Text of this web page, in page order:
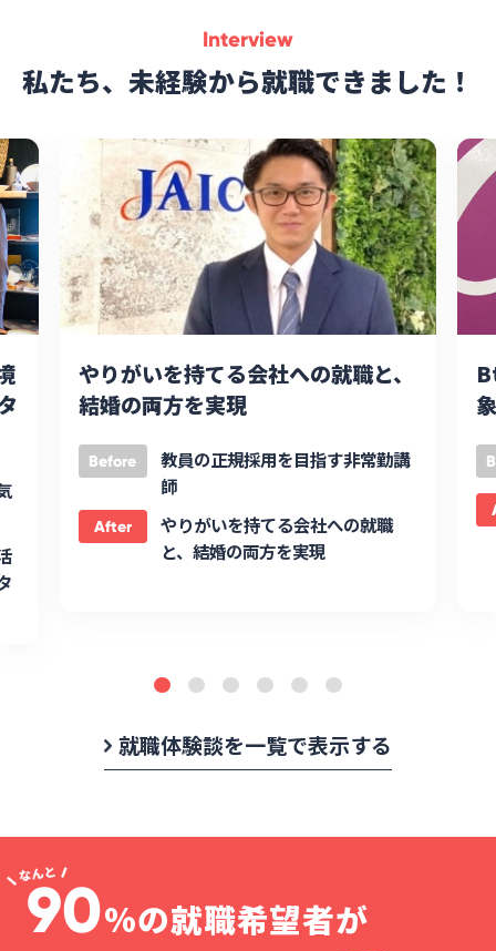
Interview
私たち、未経験から就職できました！
やりがいを持てる会社への就職と、
結婚の両方を実現
Before
教員の正規採用を目指す非常勤講
師
After
やりがいを持てる会社への就職
と、結婚の両方を実現
就職体験談を一覧で表示する
90%の就職希望者が